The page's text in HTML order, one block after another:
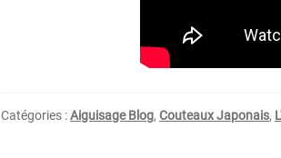
Catégories :Aiguisage Blog,Couteaux Japonais,